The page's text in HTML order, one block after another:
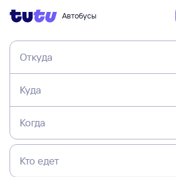
Автобусы
Откуда
Куда
Когда
Кто едет